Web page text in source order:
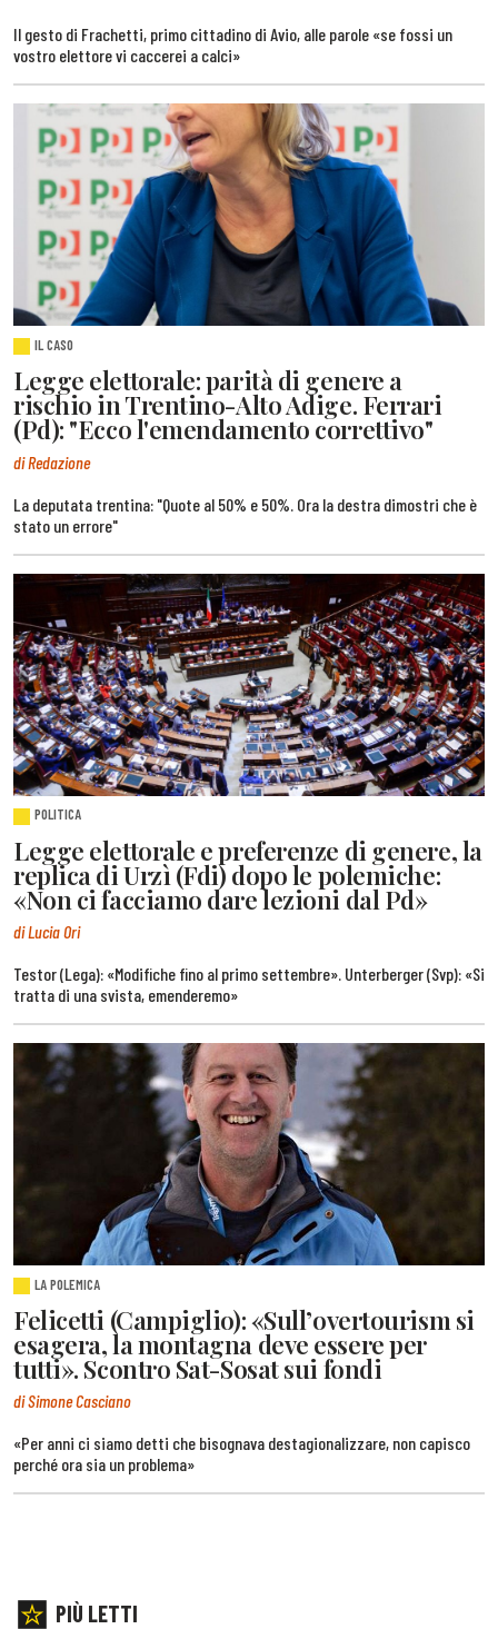
Il gesto di Frachetti, primo cittadino di Avio, alle parole «se fossi un
vostro elettore vi caccerei a calci»
IL CASO
Legge elettorale: parità di genere a
rischio in Trentino-Alto Adige. Ferrari
(Pd): "Ecco l'emendamento correttivo"
di Redazione
La deputata trentina: "Quote al 50% e 50%. Ora la destra dimostri che è
stato un errore"
POLITICA
Legge elettorale e preferenze di genere, la
replica di Urzì (Fdi) dopo le polemiche:
«Non ci facciamo dare lezioni dal Pd»
di Lucia Ori
Testor (Lega): «Modifiche fino al primo settembre». Unterberger (Svp): «Si
tratta di una svista, emenderemo»
LA POLEMICA
Felicetti (Campiglio): «Sull’overtourism si
esagera, la montagna deve essere per
tutti». Scontro Sat-Sosat sui fondi
di Simone Casciano
«Per anni ci siamo detti che bisognava destagionalizzare, non capisco
perché ora sia un problema»
PIÙ LETTI